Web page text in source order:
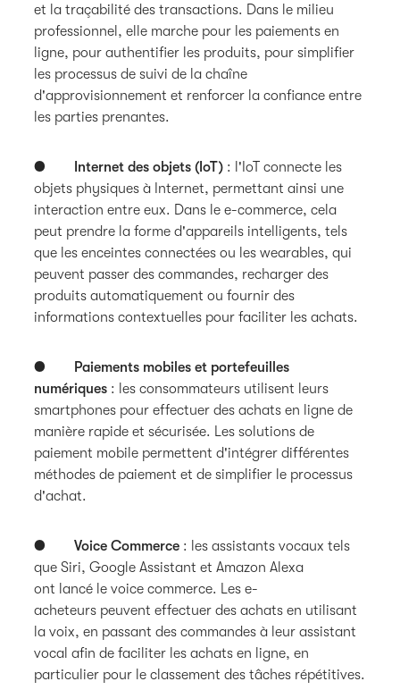
et la traçabilité des transactions. Dans le milieu
professionnel, elle marche pour les paiements en
ligne, pour authentifier les produits, pour simplifier
les processus de suivi de la chaîne
d'approvisionnement et renforcer la confiance entre
les parties prenantes.
● Internet des objets (IoT) : l'IoT connecte les
objets physiques à Internet, permettant ainsi une
interaction entre eux. Dans le e-commerce, cela
peut prendre la forme d'appareils intelligents, tels
que les enceintes connectées ou les wearables, qui
peuvent passer des commandes, recharger des
produits automatiquement ou fournir des
informations contextuelles pour faciliter les achats.
●
Paiements mobiles et portefeuilles
numériques : les consommateurs utilisent leurs
smartphones pour effectuer des achats en ligne de
manière rapide et sécurisée. Les solutions de
paiement mobile permettent d'intégrer différentes
méthodes de paiement et de simplifier le processus
d'achat.
●Voice Commerce : les assistants vocaux tels
que Siri, Google Assistant et Amazon Alexa
ont lancé le voice commerce. Les e-
acheteurs peuvent effectuer des achats en utilisant
la voix, en passant des commandes à leur assistant
vocal afin de faciliter les achats en ligne, en
particulier pour le classement des tâches répétitives.